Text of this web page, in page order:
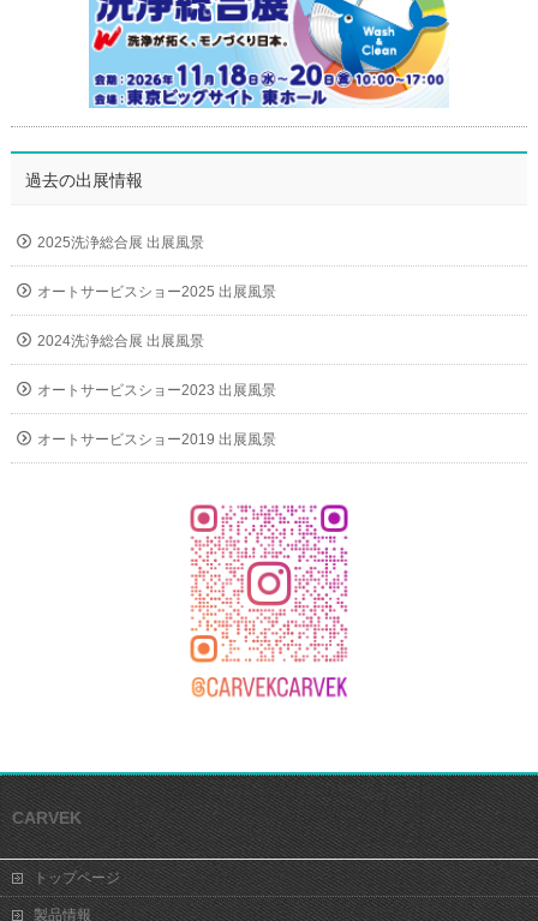
過去の出展情報
2025洗浄総合展 出展風景
オートサービスショー2025 出展風景
2024洗浄総合展 出展風景
オートサービスショー2023 出展風景
オートサービスショー2019 出展風景
CARVEK
トップページ
製品情報